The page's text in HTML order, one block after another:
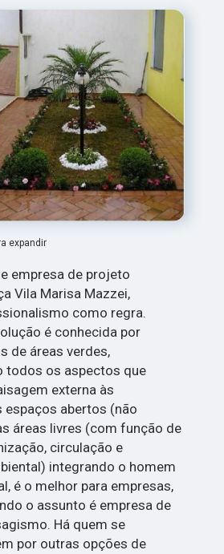
expandir
empresa de projeto
Vila Marisa Mazzei,
como regra.
é conhecida por
de áreas verdes,
todos os aspectos que
externa às
espaços abertos (não
áreas livres (com função de
circulação e
integrando o homem
é o melhor para empresas,
o assunto é empresa de
Há quem se
por outras opções de